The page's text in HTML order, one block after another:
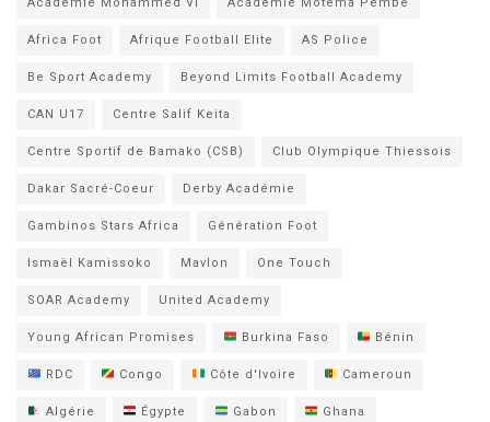
Africa Foot Afrique Football Elite AS Police
Be Sport Academy Beyond Limits Football Academy
CAN U17 Centre Salif Keita
Centre Sportif de Bamako (CSB) Club Olympique Thiessois
Dakar Sacré-Coeur Derby Académie
Gambinos Stars Africa Génération Foot
Ismaël Kamissoko Mavlon One Touch
SOAR Academy United Academy
Young African Promises Burkina Faso Bénin
RDC Congo Côte d'Ivoire Cameroun
Algérie Égypte Gabon Ghana